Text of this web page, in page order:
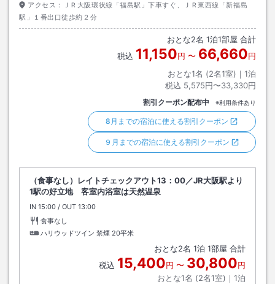
アクセス：
ＪＲ大阪環状線「福島駅」下車すぐ、ＪＲ東西線「新福島
駅」１番出口徒歩約２分
おとな2名 1泊1部屋 合計
税込 11,150円 〜 66,660円
おとな1名 (2名1室)｜ 1泊
税込 5,575円〜33,330円
割引クーポン配布中 ※利用条件あり
8月までの宿泊に使える割引クーポン
９月までの宿泊に使える割引クーポン
（食事なし）レイトチェックアウト13：00／JR大阪駅より
1駅の好立地 客室内浴室は天然温泉
IN チェックイン
15:00 / OUT チェックアウト
13:00
食事なし
ハリウッドツイン 禁煙 20平米
おとな2名 1泊 1部屋 合計
税込 15,400円 〜 30,800円
おとな1名 (2名1室)｜ 1泊